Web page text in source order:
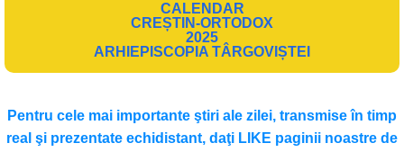
CALENDAR
CREȘTIN-ORTODOX
2025
ARHIEPISCOPIA TÂRGOVIȘTEI
Pentru cele mai importante ştiri ale zilei, transmise în timp
real şi prezentate echidistant, daţi LIKE paginii noastre de